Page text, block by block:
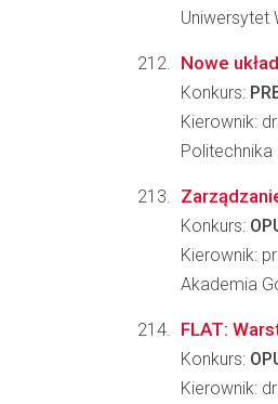
Uniwersytet
Nowe
Konkurs:
Kierownik:
Politechnika
Konkurs:
Kierownik:
Akademia
FLAT:
Konkurs:
Kierownik: